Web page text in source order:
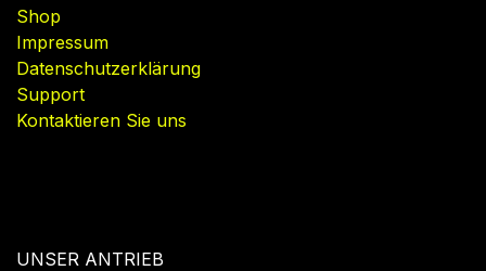
Shop
Impressum
Datenschutzerklärung
Support
Kontaktieren Sie uns
UNSER ANTRIEB